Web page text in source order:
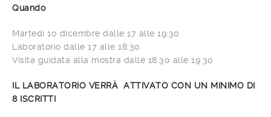
Quando
Martedì 10 dicembre dalle 17 alle 19:30
Laboratorio dalle 17 alle 18:30
Visita guidata alla mostra dalle 18:30 alle 19:30
IL LABORATORIO VERRÀ ATTIVATO CON UN MINIMO DI
8 ISCRITTI